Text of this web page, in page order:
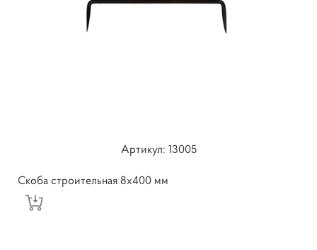
Артикул: 13005
Скоба строительная 8х400 мм